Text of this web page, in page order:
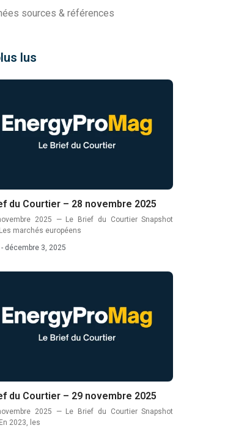
sources & références
lus
du Courtier – 28 novembre 2025
2025 — Le Brief du Courtier Snapshot
marchés européens
- décembre 3, 2025
du Courtier – 29 novembre 2025
2025 — Le Brief du Courtier Snapshot
2023, les